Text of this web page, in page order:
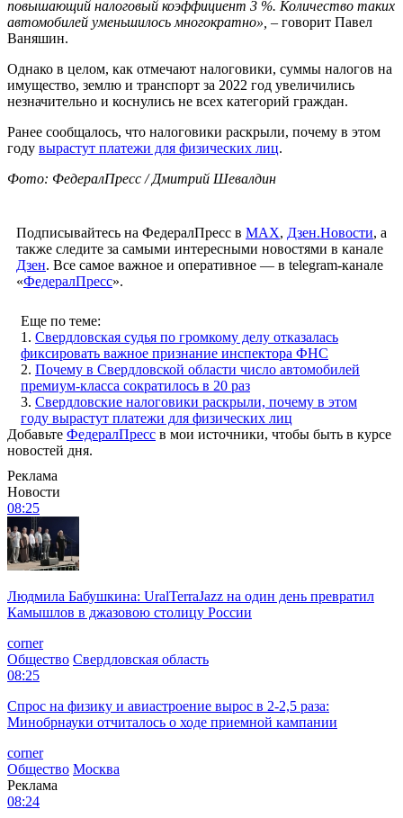
повышающий налоговый коэффициент 3 %. Количество таких
автомобилей уменьшилось многократно», – говорит Павел
Ваняшин.
Однако в целом, как отмечают налоговики, суммы налогов на
имущество, землю и транспорт за 2022 год увеличились
незначительно и коснулись не всех категорий граждан.
Ранее сообщалось, что налоговики раскрыли, почему в этом
году вырастут платежи для физических лиц.
Фото: ФедералПресс / Дмитрий Шевалдин
Подписывайтесь на ФедералПресс в МАХ, Дзен.Новости, а
также следите за самыми интересными новостями в канале
Дзен. Все самое важное и оперативное — в telegram-канале
«ФедералПресс».
Еще по теме:
1. Свердловская судья по громкому делу отказалась
фиксировать важное признание инспектора ФНС
2. Почему в Свердловской области число автомобилей
премиум-класса сократилось в 20 раз
3. Свердловские налоговики раскрыли, почему в этом
году вырастут платежи для физических лиц
Добавьте ФедералПресс в мои источники, чтобы быть в курсе
новостей дня.
Реклама
Новости
08:25
Людмила Бабушкина: UralTerraJazz на один день превратил
Камышлов в джазовою столицу России
corner
Общество Свердловская область
08:25
Спрос на физику и авиастроение вырос в 2-2,5 раза:
Минобрнауки отчиталось о ходе приемной кампании
corner
Общество Москва
Реклама
08:24